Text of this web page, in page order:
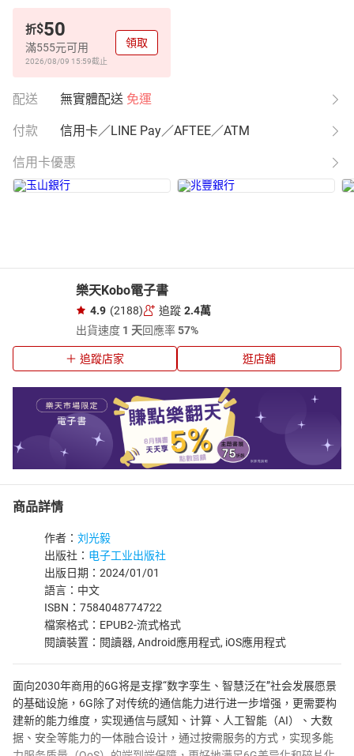
折$50
滿555元可用
2026/08/09 15:59截止
領取
配送 無實體配送 免運
付款 信用卡／LINE Pay／AFTEE／ATM
信用卡優惠
樂天Kobo電子書
4.9 (2188) 追蹤 2.4萬
出貨速度 1 天回應率57%
追蹤店家 逛店舖
商品詳情
作者： 刘光毅
出版社： 电子工业出版社
出版日期：2024/01/01
語言：中文
ISBN：7584048774722
檔案格式：EPUB2-流式格式
閱讀裝置：閱讀器, Android應用程式, iOS應用程式
面向2030年商用的6G将是支撑“数字孪生、智慧泛在”社会发展愿景
的基础设施，6G除了对传统的通信能力进行进一步增强，更需要构
建新的能力维度，实现通信与感知、计算、人工智能（AI）、大数
据、安全等能力的一体融合设计，通过按需服务的方式，实现多能